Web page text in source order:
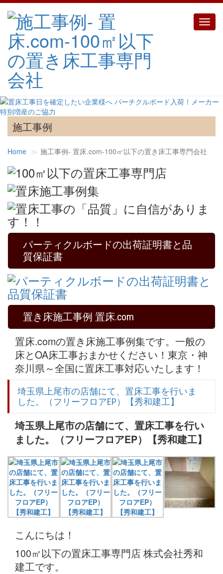
施工事例
Home 施工事例‐ 置床.com-100㎡以下の置き床工事専門会社
パーティクルボードの出荷証明書と品
質保証書
置き床施工事例 置床.com
置床.comの置き床施工事例集です。一般の
床とOA床工事おまかせください！東京・神
奈川県～全国に置床工事対応いたします！
埼玉県上尾市の店舗にて、置床工事を行いま
した。（フリーフロアEP）【秀和建工】
埼玉県上尾市の店舗にて、置床工事を行い
ました。（フリーフロアEP）【秀和建工】
こんにちは！
100㎡以下の置床工事専門店 株式会社秀和
建工です。